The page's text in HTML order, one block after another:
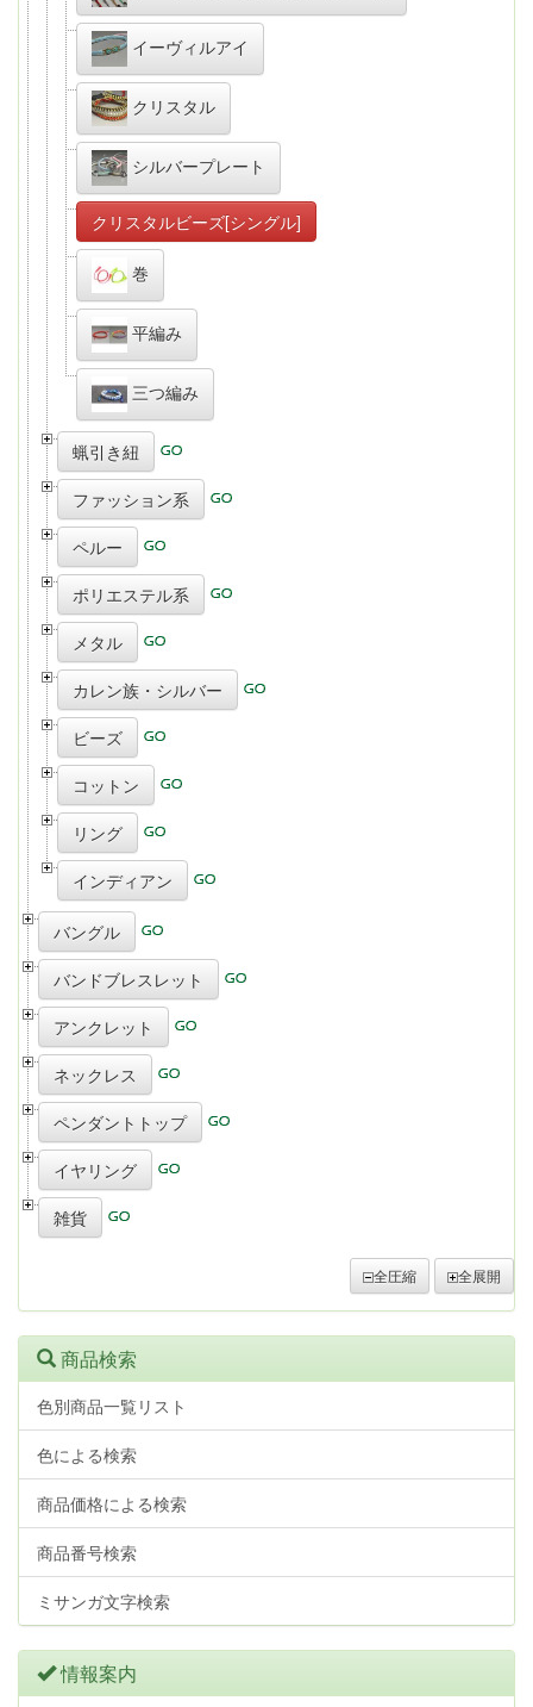
イーヴィルアイ
クリスタル
シルバープレート
クリスタルビーズ[シングル]
巻
平編み
三つ編み
蝋引き紐
ファッション系
ペルー
ポリエステル系
メタル
カレン族・シルバー
ビーズ
コットン
リング
インディアン
バングル
バンドブレスレット
アンクレット
ネックレス
ペンダントトップ
イヤリング
雑貨
全圧縮 全展開
商品検索
色別商品一覧リスト
色による検索
商品価格による検索
商品番号検索
ミサンガ文字検索
情報案内